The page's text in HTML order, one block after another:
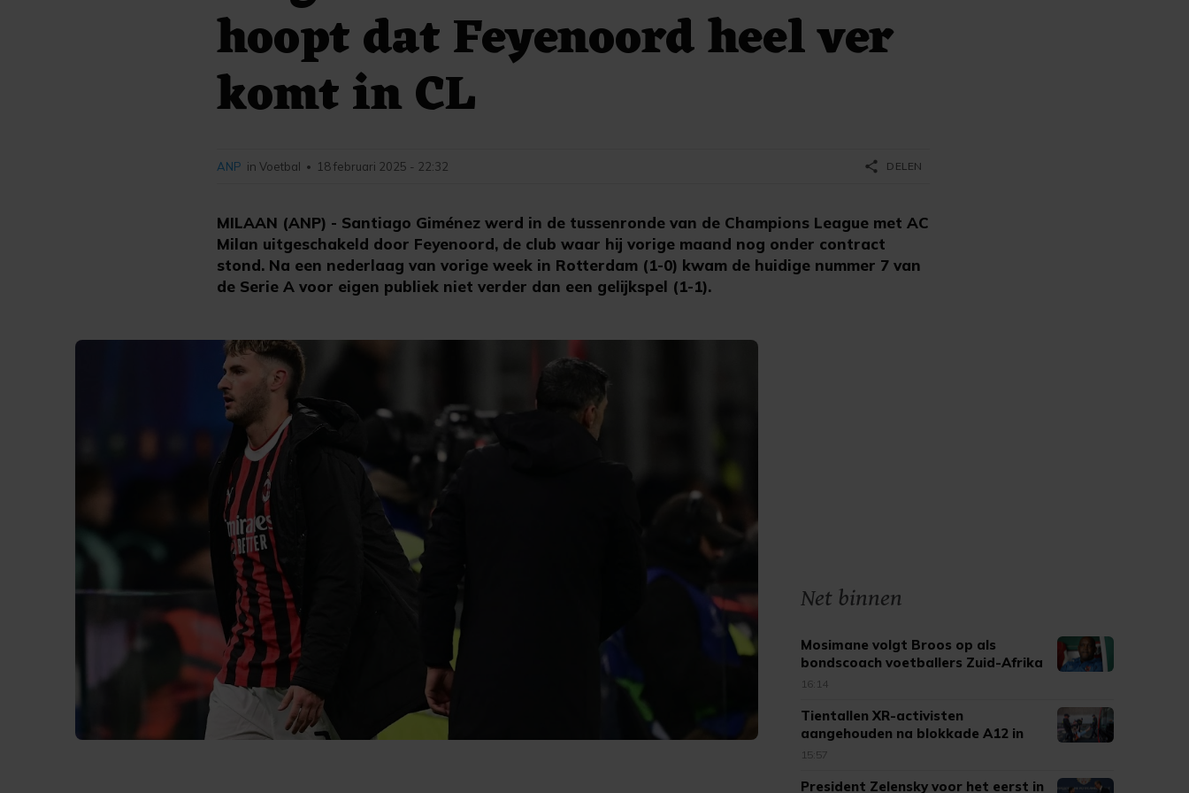
hoopt dat Feyenoord heel ver
komt in CL
MILAAN (ANP) - Santiago Giménez werd in de tussenronde van de Champions League met AC
Milan uitgeschakeld door Feyenoord, de club waar hij vorige maand nog onder contract
stond. Na een nederlaag van vorige week in Rotterdam (1-0) kwam de huidige nummer 7 van
de Serie A voor eigen publiek niet verder dan een gelijkspel (1-1).
ANP in Voetbal • 18 februari 2025 - 22:32 share DELEN
Net binnen
Mosimane volgt Broos op als
bondscoach voetballers Zuid-Afrika
16:14
Tientallen XR-activisten
aangehouden na blokkade A12 in
Den Haag
15:57
President Zelensky voor het eerst in